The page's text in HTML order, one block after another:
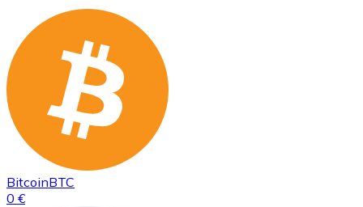
BitcoinBTC
0 €